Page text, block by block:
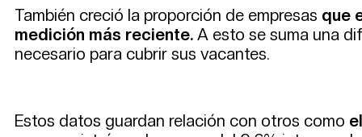
También creció la proporción de empresas que
medición más reciente. A esto se suma una
necesario para cubrir sus vacantes.
Estos datos guardan relación con otros como